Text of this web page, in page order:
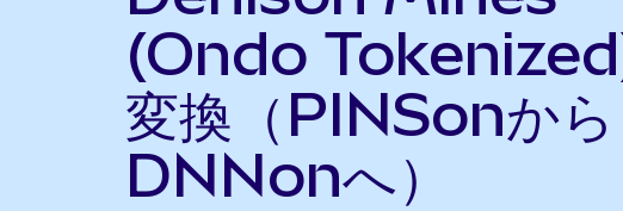
(Ondo
変換（PINSonから
DNNonへ）